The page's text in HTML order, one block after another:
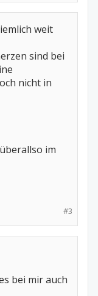
weit
sind bei
nicht in
im
#3
bei mir auch